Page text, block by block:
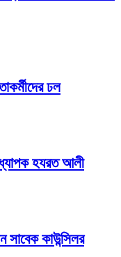
ঢল
হযরত আলী
সাবেক কাউন্সিলর